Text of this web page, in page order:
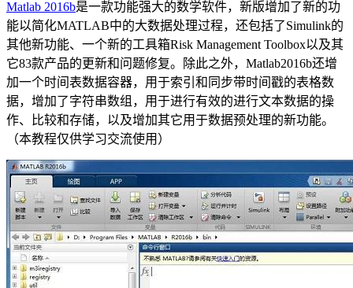
Matlab 2016b是一款功能强大的数学软件，新版增加了新的功
能以简化MATLAB中的大数据处理过程，还包括了Simulink的
其他新功能、一个新的工具箱Risk Management Toolbox以及其
它83款产品的更新和问题修复。除此之外，Matlab2016b还增
加一个时间表数据容器，用于索引和同步带时间戳的表格数
据，增加了字符串数组，用于进行有效的进行文本数据的操
作、比较和存储，以及增加其它用于数据预处理的新功能。
（本教程仅供学习交流使用）